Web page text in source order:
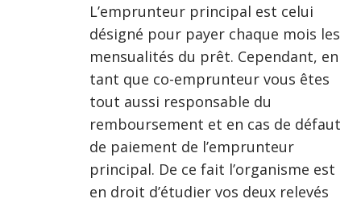
L’emprunteur principal est celui
désigné pour payer chaque mois les
mensualités du prêt. Cependant, en
tant que co-emprunteur vous êtes
tout aussi responsable du
remboursement et en cas de défaut
de paiement de l’emprunteur
principal. De ce fait l’organisme est
en droit d’étudier vos deux relevés